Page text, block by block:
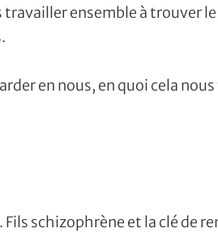
travailler ensemble à trouver
en nous, en quoi cela
schizophrène et la clé de